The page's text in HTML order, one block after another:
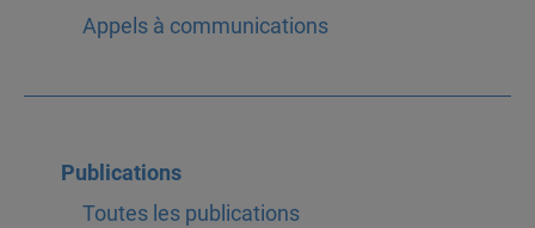
Appels à communications
Publications
Toutes les publications